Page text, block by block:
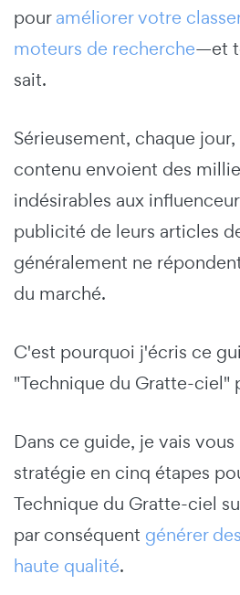
pouraméliorer votre
moteurs de recherche—et
sait.
Sérieusement, chaque
contenu envoient des
indésirables aux
publicité de leurs articles
généralement ne
du marché.
C'est pourquoi j'écris ce
"Technique du Gratte-ciel"
Dans ce guide, je vais
stratégie en cinq étapes
Technique du Gratte-ciel
par conséquent générer
haute qualité.